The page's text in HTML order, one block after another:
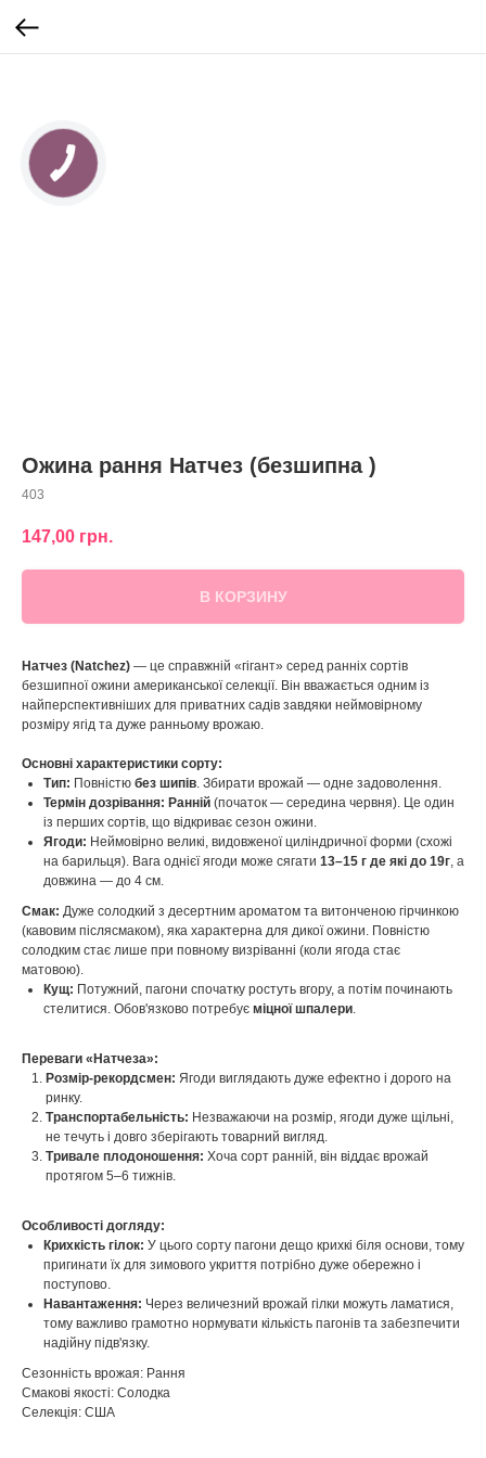
Ожина рання Натчез (безшипна )
403
147,00 грн.
В КОРЗИНУ
Натчез (Natchez) — це справжній «гігант» серед ранніх сортів
безшипної ожини американської селекції. Він вважається одним із
найперспективніших для приватних садів завдяки неймовірному
розміру ягід та дуже ранньому врожаю.
Основні характеристики сорту:
Тип: Повністю без шипів. Збирати врожай — одне задоволення.
Термін дозрівання: Ранній (початок — середина червня). Це один
із перших сортів, що відкриває сезон ожини.
Ягоди: Неймовірно великі, видовженої циліндричної форми (схожі
на барильця). Вага однієї ягоди може сягати 13–15 г де які до 19г, а
довжина — до 4 см.
Смак: Дуже солодкий з десертним ароматом та витонченою гірчинкою
(кавовим післясмаком), яка характерна для дикої ожини. Повністю
солодким стає лише при повному визріванні (коли ягода стає
матовою).
Кущ: Потужний, пагони спочатку ростуть вгору, а потім починають
стелитися. Обов'язково потребує міцної шпалери.
Переваги «Натчеза»:
Розмір-рекордсмен: Ягоди виглядають дуже ефектно і дорого на
ринку.
Транспортабельність: Незважаючи на розмір, ягоди дуже щільні,
не течуть і довго зберігають товарний вигляд.
Тривале плодоношення: Хоча сорт ранній, він віддає врожай
протягом 5–6 тижнів.
Особливості догляду:
Крихкість гілок: У цього сорту пагони дещо крихкі біля основи, тому
пригинати їх для зимового укриття потрібно дуже обережно і
поступово.
Навантаження: Через величезний врожай гілки можуть ламатися,
тому важливо грамотно нормувати кількість пагонів та забезпечити
надійну підв'язку.
Сезонність врожая: Рання
Смакові якості: Солодка
Селекція: США